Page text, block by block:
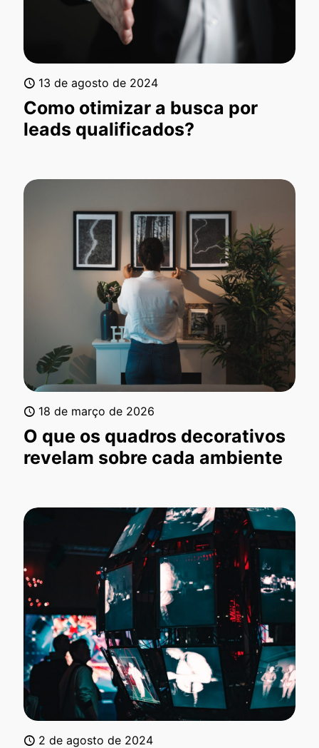
13 de agosto de 2024
Como otimizar a busca por
leads qualificados?
18 de março de 2026
O que os quadros decorativos
revelam sobre cada ambiente
2 de agosto de 2024